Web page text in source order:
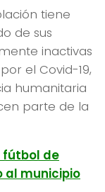
tiene
de sus
inactivas
el Covid-19,
humanitaria
parte de la
fútbol de
al municipio